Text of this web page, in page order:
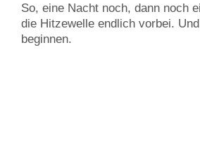
So, eine Nacht noch, dann noch
die Hitzewelle endlich vorbei.
beginnen.